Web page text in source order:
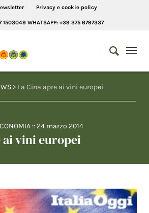
Privacy e cookie policy
1503049 WHATSAPP: +39 375 6797337
> La Cina apre ai vini europei
:: 24 marzo 2014
ai vini europei